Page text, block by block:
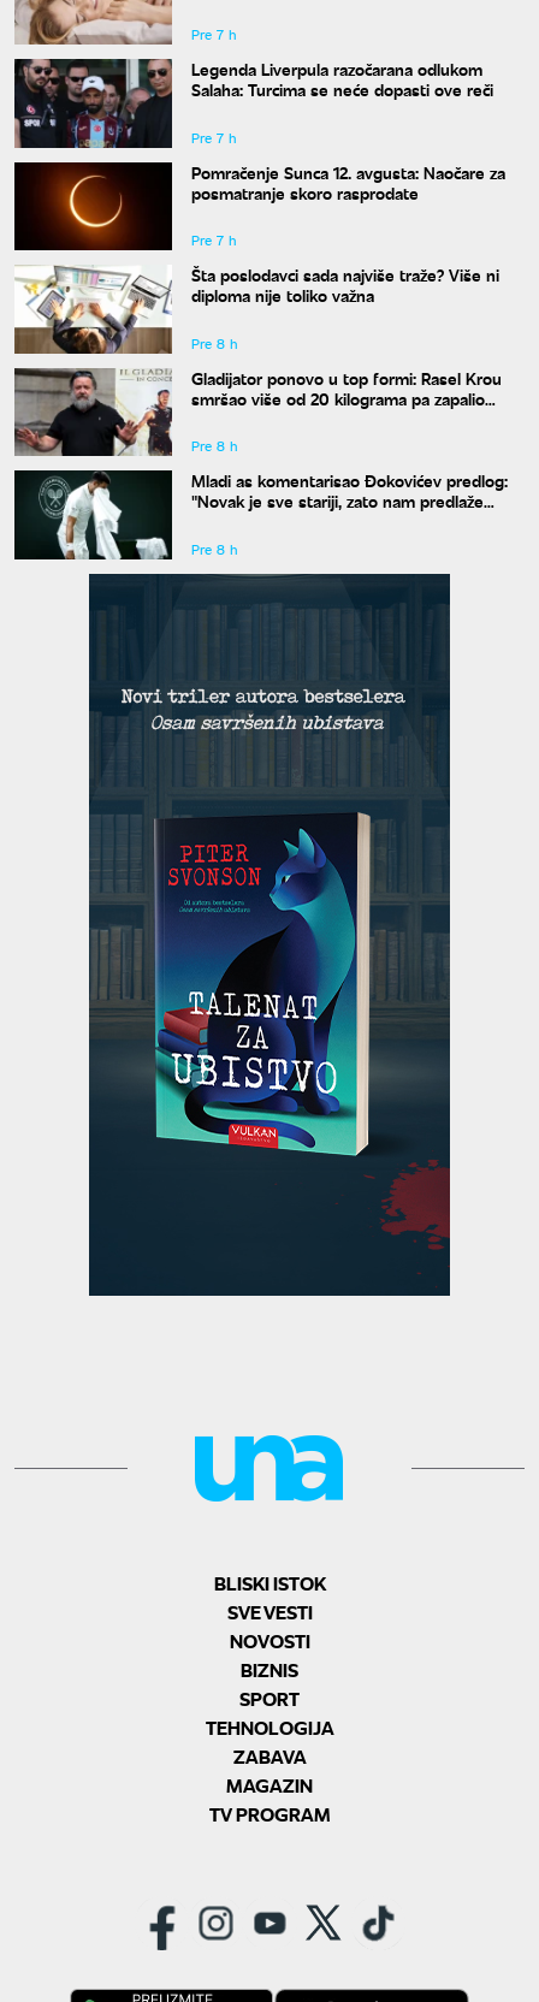
Pre 7 h
Legenda Liverpula razočarana odlukom
Salaha: Turcima se neće dopasti ove reči
Pre 7 h
Pomračenje Sunca 12. avgusta: Naočare za
posmatranje skoro rasprodate
Pre 7 h
Šta poslodavci sada najviše traže? Više ni
diploma nije toliko važna
Pre 8 h
Gladijator ponovo u top formi: Rasel Krou
smršao više od 20 kilograma pa zapalio
Pre 8 h
Mladi as komentarisao Đokovićev predlog:
"Novak je sve stariji, zato nam predlaže
Pre 8 h
BLISKI ISTOK
SVE VESTI
NOVOSTI
BIZNIS
SPORT
TEHNOLOGIJA
ZABAVA
MAGAZIN
TV PROGRAM